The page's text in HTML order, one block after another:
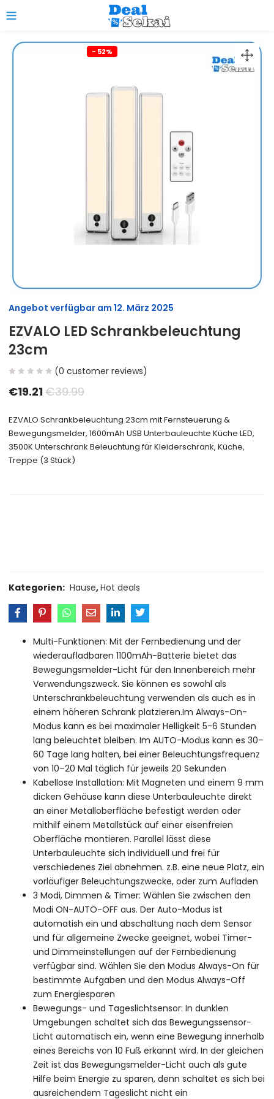
- 52%
Angebot verfügbar am12. März 2025
EZVALO LED Schrankbeleuchtung
23cm
(0 customer reviews)
€19.21€39.99
EZVALO Schrankbeleuchtung 23cm mit Fernsteuerung &
Bewegungsmelder, 1600mAh USB Unterbauleuchte Küche LED,
3500K Unterschrank Beleuchtung für Kleiderschrank, Küche,
Treppe (3 Stück)
Kategorien: Hause,Hot deals
Multi-Funktionen: Mit der Fernbedienung und der
wiederaufladbaren 1100mAh-Batterie bietet das
Bewegungsmelder-Licht für den Innenbereich mehr
Verwendungszweck. Sie können es sowohl als
Unterschrankbeleuchtung verwenden als auch es in
einem höheren Schrank platzieren.Im Always-On-
Modus kann es bei maximaler Helligkeit 5-6 Stunden
lang beleuchtet bleiben. Im AUTO-Modus kann es 30–
60 Tage lang halten, bei einer Beleuchtungsfrequenz
von 10–20 Mal täglich für jeweils 20 Sekunden
Kabellose Installation: Mit Magneten und einem 9 mm
dicken Gehäuse kann diese Unterbauleuchte direkt
an einer Metalloberfläche befestigt werden oder
mithilf einem Metallstück auf einer eisenfreien
Oberfläche montieren. Parallel lässt diese
Unterbauleuchte sich individuell und frei für
verschiedenes Ziel abnehmen. z.B. eine neue Platz, ein
vorläufiger Beleuchtungszwecke, oder zum Aufladen
3 Modi, Dimmen & Timer: Wählen Sie zwischen den
Modi ON-AUTO-OFF aus. Der Auto-Modus ist
automatish ein und abschaltung nach dem Sensor
und für allgemeine Zwecke geeignet, wobei Timer-
und Dimmeinstellungen auf der Fernbedienung
verfügbar sind. Wählen Sie den Modus Always-On für
bestimmte Aufgaben und den Modus Always-Off
zum Energiesparen
Bewegungs- und Tageslichtsensor: In dunklen
Umgebungen schaltet sich das Bewegungssensor-
Licht automatisch ein, wenn eine Bewegung innerhalb
eines Bereichs von 10 Fuß erkannt wird. In der gleichen
Zeit ist das Bewegungsmelder-Licht auch als gute
Hilfe beim Energie zu sparen, denn schaltet es sich bei
ausreichendem Tageslicht nicht ein